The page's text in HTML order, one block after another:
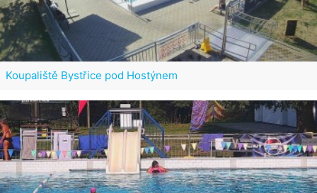
Koupaliště Bystřice pod Hostýnem